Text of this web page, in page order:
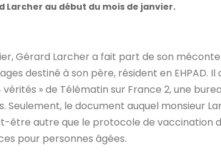
Larcher au début du mois de janvier.
Gérard Larcher a fait part de son
destiné à son père, résident en EHPAD.
vérités » de Télématin sur France 2, une
Seulement, le document auquel monsieur
être autre que le protocole de vaccination
pour personnes âgées.